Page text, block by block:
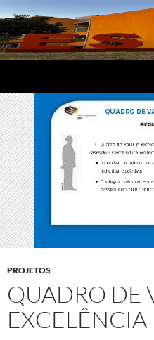
Saltar
para
o
conteúdo
PROJETOS
QUADRO DE
EXCELÊNCIA